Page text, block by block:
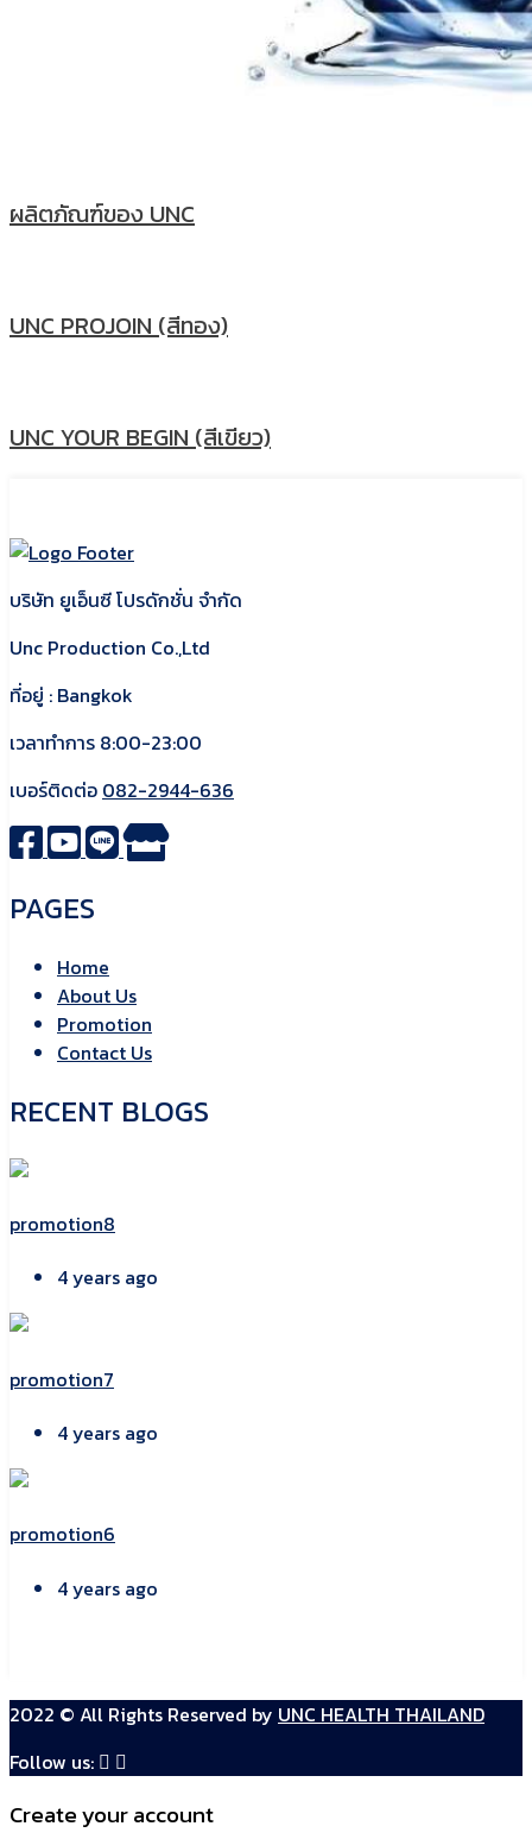
ผลิตภัณฑ์ของ UNC
UNC PROJOIN (สีทอง)
UNC YOUR BEGIN (สีเขียว)
บริษัท ยูเอ็นซี โปรดักชั่น จำกัด
Unc Production Co.,Ltd
ที่อยู่ : Bangkok
เวลาทำการ 8:00-23:00
เบอร์ติดต่อ 082-2944-636
PAGES
Home
About Us
Promotion
Contact Us
RECENT BLOGS
promotion8
4 years ago
promotion7
4 years ago
promotion6
4 years ago
2022 © All Rights Reserved by UNC HEALTH THAILAND
Follow us:
Create your account